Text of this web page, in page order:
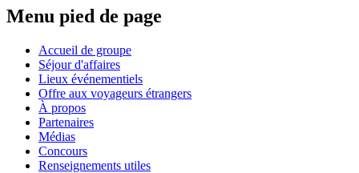
Menu pied de page
Accueil de groupe
Séjour d'affaires
Lieux événementiels
Offre aux voyageurs étrangers
À propos
Partenaires
Médias
Concours
Renseignements utiles